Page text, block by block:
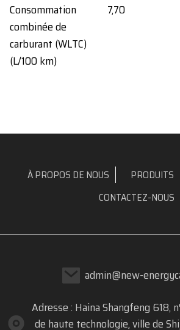
Consommation
combinée de
carburant (WLTC)
(L/100 km)
7,70
À PROPOS DE NOUS PRODUITS
CONTACTEZ-NOUS
admin@new-
Adresse : Haina Shangfeng 618,
de haute technologie, ville de